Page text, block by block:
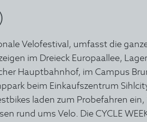
Velofestival, umfasst die
im Dreieck Europaallee,
Hauptbahnhof, im Campus
beim Einkaufszentrum
laden zum Probefahren ein,
rund ums Velo. Die CYCLE